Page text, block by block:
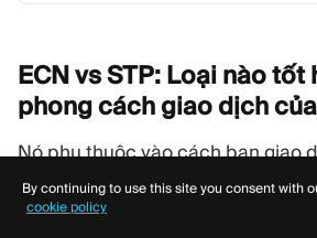
ECN vs STP: Loại nào tốt
phong cách giao dịch của
Nó phụ thuộc vào cách bạn giao
hàng ngày, một loại tài khoản
đắt hơn một nhãn gây hiểu lầm.
Mục lục
By continuing to use this site you consent with
cookie policy